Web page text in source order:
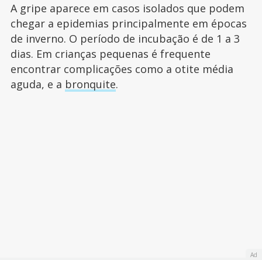
A gripe aparece em casos isolados que podem
chegar a epidemias principalmente em épocas
de inverno. O período de incubação é de 1 a 3
dias. Em crianças pequenas é frequente
encontrar complicações como a otite média
aguda, e a bronquite.
Ad